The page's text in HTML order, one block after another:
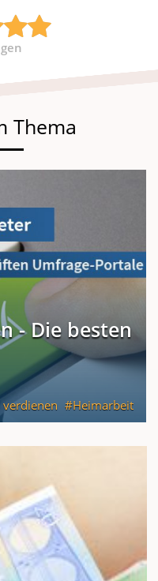
Thema
- Die besten
verdienen Heimarbeit